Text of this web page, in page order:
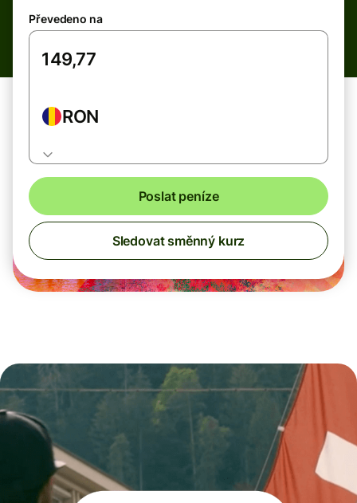
Převedeno na
RON
Poslat peníze
Sledovat směnný kurz